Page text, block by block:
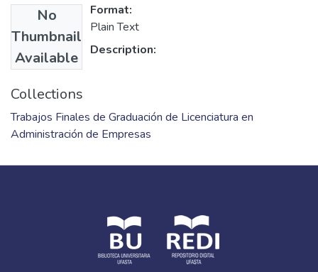
No
Thumbnail
Available
Format:
Plain Text
Description:
Collections
Trabajos Finales de Graduación de Licenciatura en
Administración de Empresas